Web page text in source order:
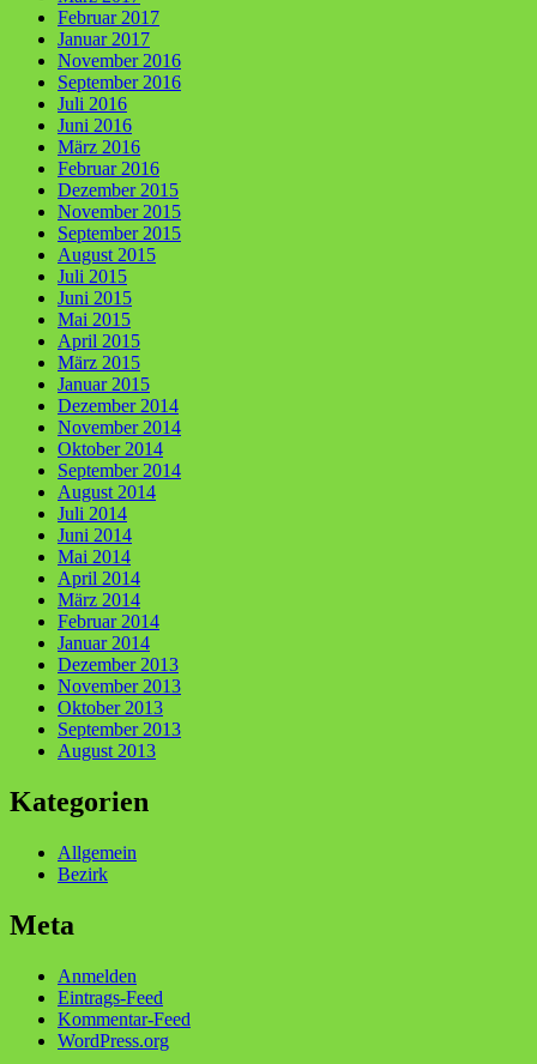
Februar 2017
Januar 2017
November 2016
September 2016
Juli 2016
Juni 2016
März 2016
Februar 2016
Dezember 2015
November 2015
September 2015
August 2015
Juli 2015
Juni 2015
Mai 2015
April 2015
März 2015
Januar 2015
Dezember 2014
November 2014
Oktober 2014
September 2014
August 2014
Juli 2014
Juni 2014
Mai 2014
April 2014
März 2014
Februar 2014
Januar 2014
Dezember 2013
November 2013
Oktober 2013
September 2013
August 2013
Kategorien
Allgemein
Bezirk
Meta
Anmelden
Eintrags-Feed
Kommentar-Feed
WordPress.org